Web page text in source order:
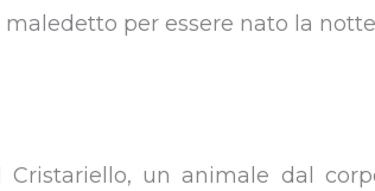
per essere nato la
Cristariello, un animale dal